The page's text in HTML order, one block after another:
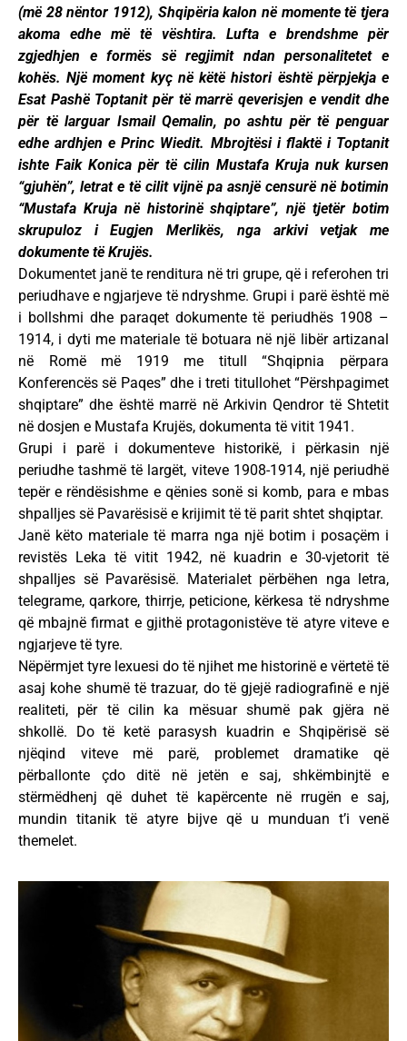
(më 28 nëntor 1912), Shqipëria kalon në momente të tjera
akoma edhe më të vështira. Lufta e brendshme për
zgjedhjen e formës së regjimit ndan personalitetet e
kohës. Një moment kyç në këtë histori është përpjekja e
Esat Pashë Toptanit për të marrë qeverisjen e vendit dhe
për të larguar Ismail Qemalin, po ashtu për të penguar
edhe ardhjen e Princ Wiedit. Mbrojtësi i flaktë i Toptanit
ishte Faik Konica për të cilin Mustafa Kruja nuk kursen
“gjuhën”, letrat e të cilit vijnë pa asnjë censurë në botimin
“Mustafa Kruja në historinë shqiptare”, një tjetër botim
skrupuloz i Eugjen Merlikës, nga arkivi vetjak me
dokumente të Krujës.
Dokumentet janë te renditura në tri grupe, që i referohen tri
periudhave e ngjarjeve të ndryshme. Grupi i parë është më
i bollshmi dhe paraqet dokumente të periudhës 1908 –
1914, i dyti me materiale të botuara në një libër artizanal
në Romë më 1919 me titull “Shqipnia përpara
Konferencës së Paqes” dhe i treti titullohet “Përshpagimet
shqiptare” dhe është marrë në Arkivin Qendror të Shtetit
në dosjen e Mustafa Krujës, dokumenta të vitit 1941.
Grupi i parë i dokumenteve historikë, i përkasin një
periudhe tashmë të largët, viteve 1908-1914, një periudhë
tepër e rëndësishme e qënies sonë si komb, para e mbas
shpalljes së Pavarësisë e krijimit të të parit shtet shqiptar.
Janë këto materiale të marra nga një botim i posaçëm i
revistës Leka të vitit 1942, në kuadrin e 30-vjetorit të
shpalljes së Pavarësisë. Materialet përbëhen nga letra,
telegrame, qarkore, thirrje, peticione, kërkesa të ndryshme
që mbajnë firmat e gjithë protagonistëve të atyre viteve e
ngjarjeve të tyre.
Nëpërmjet tyre lexuesi do të njihet me historinë e vërtetë të
asaj kohe shumë të trazuar, do të gjejë radiografinë e një
realiteti, për të cilin ka mësuar shumë pak gjëra në
shkollë. Do të ketë parasysh kuadrin e Shqipërisë së
njëqind viteve më parë, problemet dramatike që
përballonte çdo ditë në jetën e saj, shkëmbinjtë e
stërmëdhenj që duhet të kapërcente në rrugën e saj,
mundin titanik të atyre bijve që u munduan t’i venë
themelet.